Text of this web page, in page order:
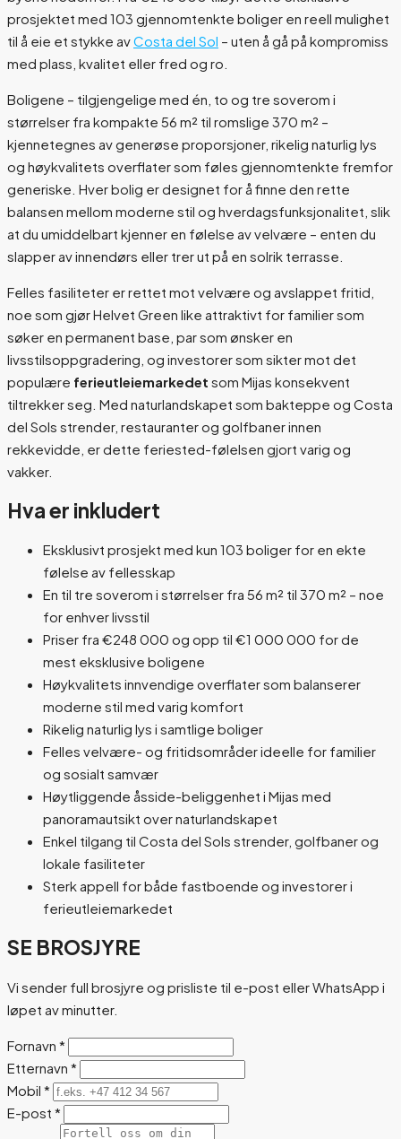
prosjektet med 103 gjennomtenkte boliger en reell mulighet
til å eie et stykke avCosta del Sol – uten å gå på kompromiss
med plass, kvalitet eller fred og ro.
Boligene – tilgjengelige med én, to og tre soverom i
størrelser fra kompakte 56 m² til romslige 370 m² –
kjennetegnes av generøse proporsjoner, rikelig naturlig lys
og høykvalitets overflater som føles gjennomtenkte fremfor
generiske. Hver bolig er designet for å finne den rette
balansen mellom moderne stil og hverdagsfunksjonalitet, slik
at du umiddelbart kjenner en følelse av velvære – enten du
slapper av innendørs eller trer ut på en solrik terrasse.
Felles fasiliteter er rettet mot velvære og avslappet fritid,
noe som gjør Helvet Green like attraktivt for familier som
søker en permanent base, par som ønsker en
livsstilsoppgradering, og investorer som sikter mot det
populære ferieutleiemarkedet som Mijas konsekvent
tiltrekker seg. Med naturlandskapet som bakteppe og Costa
del Sols strender, restauranter og golfbaner innen
rekkevidde, er dette feriested-følelsen gjort varig og
vakker.
Hva er inkludert
Eksklusivt prosjekt med kun 103 boliger for en ekte
følelse av fellesskap
En til tre soverom i størrelser fra 56 m² til 370 m² – noe
for enhver livsstil
Priser fra €248 000 og opp til €1 000 000 for de
mest eksklusive boligene
Høykvalitets innvendige overflater som balanserer
moderne stil med varig komfort
Rikelig naturlig lys i samtlige boliger
Felles velvære- og fritidsområder ideelle for familier
og sosialt samvær
Høytliggende åsside-beliggenhet i Mijas med
panoramautsikt over naturlandskapet
Enkel tilgang til Costa del Sols strender, golfbaner og
lokale fasiliteter
Sterk appell for både fastboende og investorer i
ferieutleiemarkedet
SE BROSJYRE
Vi sender full brosjyre og prisliste til e-post eller WhatsApp i
løpet av minutter.
Fornavn *
Etternavn *
Mobil *
E-post *